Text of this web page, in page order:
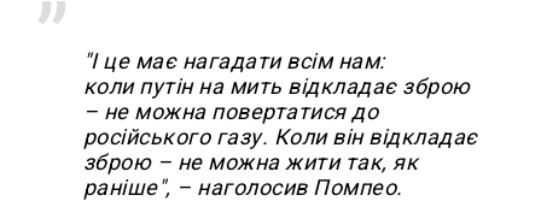
"І це має нагадати всім нам:
коли путін на мить відкладає зброю
– не можна повертатися до
російського газу. Коли він відкладає
зброю – не можна жити так, як
раніше", – наголосив Помпео.